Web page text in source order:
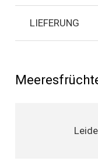
LIEFERUNG